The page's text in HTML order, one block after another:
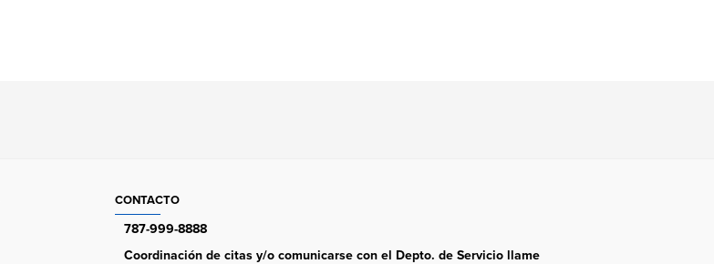
CONTACTO
787-999-8888
Coordinación de citas y/o comunicarse con el Depto. de Servicio llame